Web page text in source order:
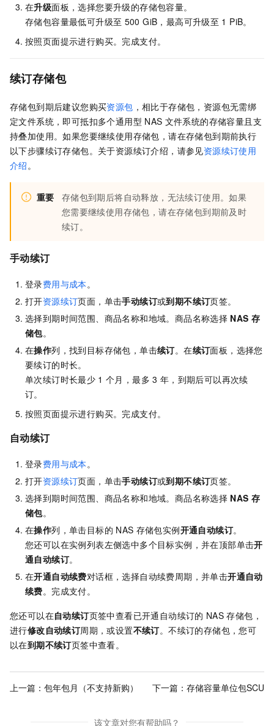
在升级面板，选择您要升级的存储包容量。
存储包容量最低可升级至 500 GiB，最高可升级至 1 PiB。
按照页面提示进行购买。完成支付。
续订存储包
存储包到期后建议您购买资源包 ，相比于存储包，资源包无需绑
定文件系统，即可抵扣多个通用型 NAS 文件系统的存储容量且支
持叠加使用。如果您要继续使用存储包，请在存储包到期前执行
以下步骤续订存储包。 关于资源续订介绍，请参见资源续订使用
介绍。
重要
存储包到期后将自动释放，无法续订使用。如果
您需要继续使用存储包，请在存储包到期前及时
续订。
手动续订
登录费用与成本。
打开资源续订页面，单击手动续订或到期不续订页签。
选择到期时间范围、商品名称和地域。商品名称选择 NAS 存
储包。
在操作列，找到目标存储包，单击续订。在续订面板，选择您
要续订的时长。
单次续订时长最少 1 个月，最多 3 年，到期后可以再次续
订。
按照页面提示进行购买。完成支付。
自动续订
登录费用与成本 。
打开资源续订页面，单击手动续订或到期不续订页签。
选择到期时间范围、商品名称和地域。商品名称选择 NAS 存
储包。
在操作列，单击目标的 NAS 存储包实例开通自动续订。
您还可以在实例列表左侧选中多个目标实例，并在顶部单击开
通自动续订。
在开通自动续费对话框，选择自动续费周期，并单击开通自动
续费。完成支付。
您还可以在自动续订页签中查看已开通自动续订的 NAS 存储包，
进行修改自动续订周期，或设置不续订。不续订的存储包，您可
以在到期不续订页签中查看。
上一篇： 包年包月（不支持新购） 下一篇： 存储容量单位包SCU
该文章对您有帮助吗？